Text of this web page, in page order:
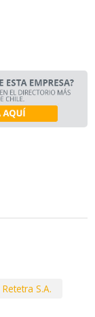
Retetra S.A.